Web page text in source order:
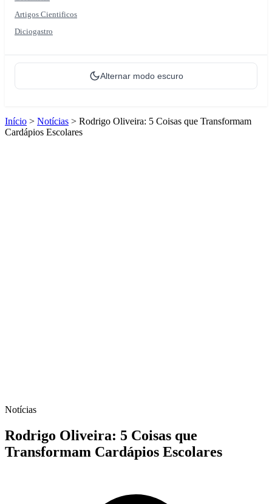
Artigos Cientificos
Diciogastro
Alternar modo escuro
Início > Notícias > Rodrigo Oliveira: 5 Coisas que Transformam
Cardápios Escolares
Notícias
Rodrigo Oliveira: 5 Coisas que
Transformam Cardápios Escolares